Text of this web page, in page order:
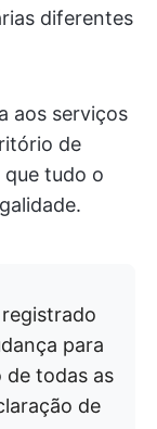
diferentes
aos serviços
de
tudo o
para
de todas as
de